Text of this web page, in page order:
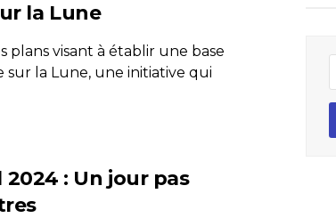
la Lune
plans visant à établir une base
sur la Lune, une initiative qui
: Un jour pas